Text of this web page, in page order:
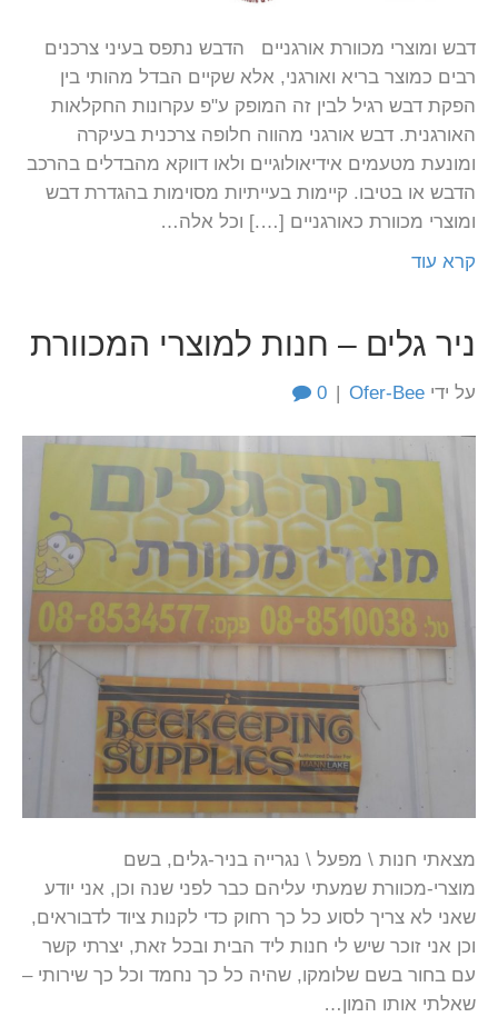
דבש ומוצרי מכוורת אורגניים הדבש נתפס בעיני צרכנים
רבים כמוצר בריא ואורגני, אלא שקיים הבדל מהותי בין
הפקת דבש רגיל לבין זה המופק ע"פ עקרונות החקלאות
האורגנית. דבש אורגני מהווה חלופה צרכנית בעיקרה
ומונעת מטעמים אידיאולוגיים ולאו דווקא מהבדלים בהרכב
הדבש או בטיבו. קיימות בעייתיות מסוימות בהגדרת דבש
ומוצרי מכוורת כאורגניים [….] וכל אלה…
קרא עוד
ניר גלים – חנות למוצרי המכוורת
על ידי Ofer-Bee
|
0
מצאתי חנות \ מפעל \ נגרייה בניר-גלים, בשם
מוצרי-מכוורת שמעתי עליהם כבר לפני שנה וכן, אני יודע
שאני לא צריך לסוע כל כך רחוק כדי לקנות ציוד לדבוראים,
וכן אני זוכר שיש לי חנות ליד הבית ובכל זאת, יצרתי קשר
עם בחור בשם שלומקו, שהיה כל כך נחמד וכל כך שירותי –
שאלתי אותו המון…